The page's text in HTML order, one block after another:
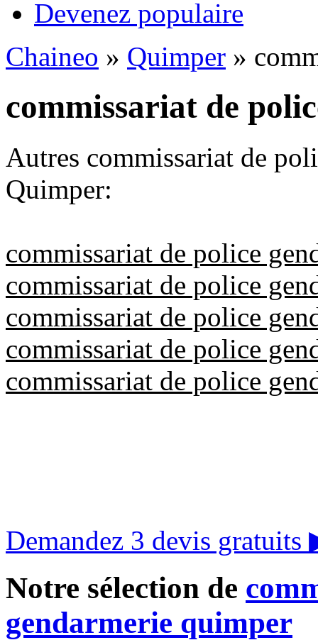
Devenez populaire
Chaineo » Quimper »
commissariat de
Autres commissariat de
Quimper:
commissariat de police
commissariat de police
commissariat de police
commissariat de police
commissariat de police
Demandez 3 devis gratuits
Notre sélection de
gendarmerie quimper